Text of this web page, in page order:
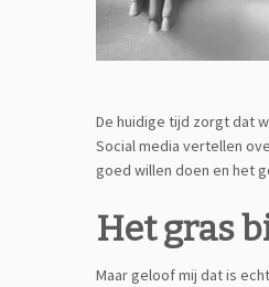
De huidige tijd zorgt dat
Social media vertellen
goed willen doen en het
Het gras
Maar geloof mij dat is